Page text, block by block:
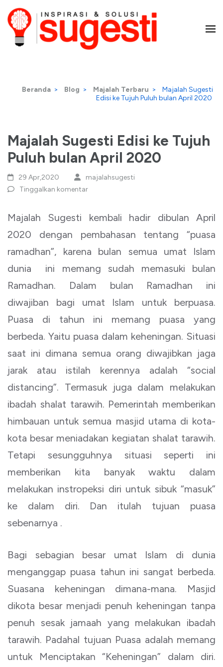
Lompat
ke
konten
Beranda > Blog > Majalah Terbaru >
Majalah Sugesti
Edisi ke Tujuh Puluh bulan April 2020
Majalah Sugesti Edisi ke Tujuh
Puluh bulan April 2020
29 Apr,2020
majalahsugesti
Tinggalkan komentar
Majalah Sugesti kembali hadir dibulan April
2020 dengan pembahasan tentang “puasa
ramadhan”, karena bulan semua umat Islam
dunia ini memang sudah memasuki bulan
Ramadhan. Dalam bulan Ramadhan ini
diwajiban bagi umat Islam untuk berpuasa.
Puasa di tahun ini memang puasa yang
berbeda. Yaitu puasa dalam keheningan. Situasi
saat ini dimana semua orang diwajibkan jaga
jarak atau istilah kerennya adalah “social
distancing”. Termasuk juga dalam melakukan
ibadah shalat tarawih. Pemerintah memberikan
himbauan untuk semua masjid utama di kota-
kota besar meniadakan kegiatan shalat tarawih.
Tetapi sesungguhnya situasi seperti ini
memberikan kita banyak waktu dalam
melakukan instropeksi diri untuk sibuk “masuk”
ke dalam diri. Dan itulah tujuan puasa
sebenarnya .
Bagi sebagian besar umat Islam di dunia
menganggap puasa tahun ini sangat berbeda.
Suasana keheningan dimana-mana. Masjid
dikota besar menjadi penuh keheningan tanpa
penuh sesak jamaah yang melakukan ibadah
tarawih. Padahal tujuan Puasa adalah memang
untuk Menciptakan “Keheningan” dalam diri.